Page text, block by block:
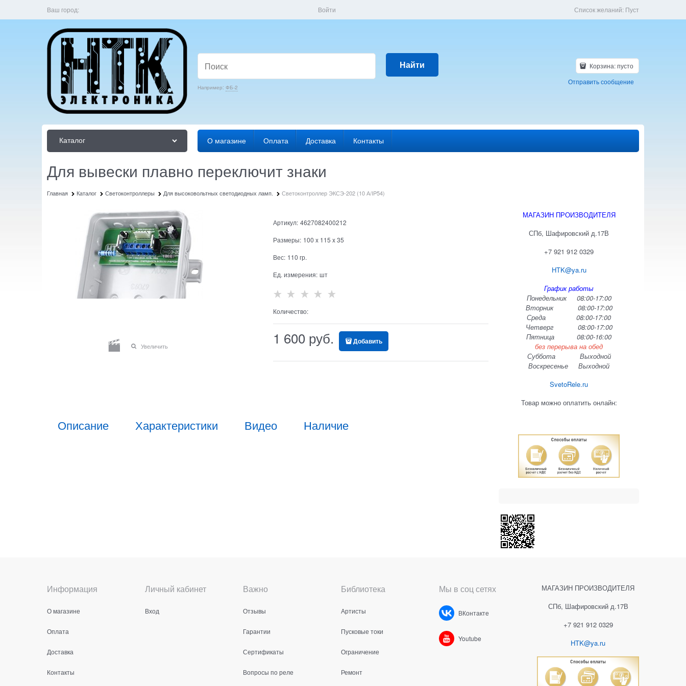
Ваш город: Войти Список желаний: Пуст
Например: ФБ-2
Найти Корзина:пусто
Отправить сообщение
Каталог О магазине Оплата Доставка Контакты
Для вывески плавно переключит знаки
Главная Каталог Светоконтроллеры Для высоковольтных светодиодных ламп. Светоконтроллер ЭКСЭ-202 (10 А/IP54)
Увеличить
Артикул: 4627082400212
Размеры: 100 x 115 x35
Вес: 110 гр.
Ед. измерения: шт
Количество:
1 600 руб. Добавить
Описание Характеристики Видео Наличие
МАГАЗИН ПРОИЗВОДИТЕЛЯ
СПб, Шафировский д.17В
+7 921 912 0329
HTK@ya.ru
График работы
Понедельник 08:00-17:00
Вторник 08:00-17:00
Среда 08:00-17:00
Четверг 08:00-17:00
Пятница 08:00-16:00
без перерыва на обед
Суббота Выходной
Воскресенье Выходной
SvetoRele.ru
Товар можно оплатить онлайн:
Информация
О магазине
Оплата
Доставка
Контакты
Личный кабинет
Вход
Важно
Отзывы
Гарантии
Сертификаты
Вопросы по реле
Библиотека
Артисты
Пусковые токи
Ограничение
Ремонт
Мы в соц сетях
ВКонтакте
Youtube
МАГАЗИН ПРОИЗВОДИТЕЛЯ
СПб, Шафировский д.17В
+7 921 912 0329
HTK@ya.ru